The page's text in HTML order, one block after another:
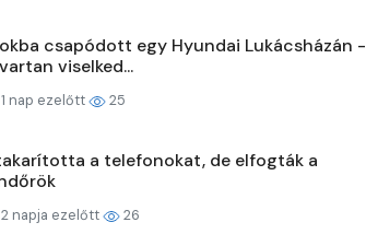
csapódott egy Hyundai Lukácsházán -
viselked...
1 nap ezelőtt 25
a telefonokat, de elfogták a
2 napja ezelőtt 26